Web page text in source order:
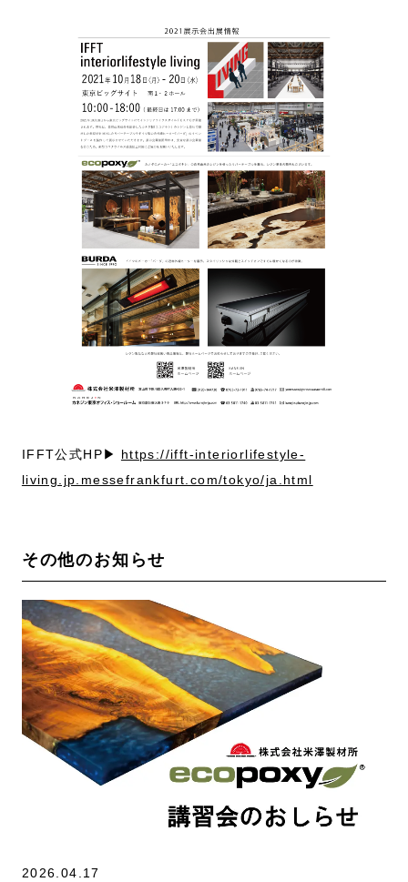
IFFT公式HP▶ https://ifft-interiorlifestyle-
living.jp.messefrankfurt.com/tokyo/ja.html
その他のお知らせ
2026.04.17